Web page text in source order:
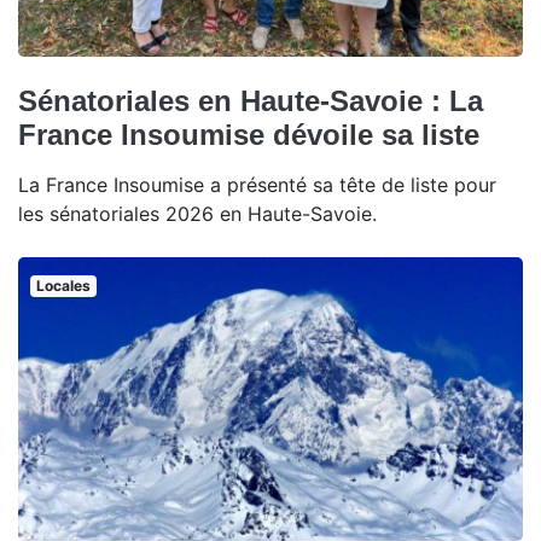
Sénatoriales en Haute-Savoie : La
France Insoumise dévoile sa liste
La France Insoumise a présenté sa tête de liste pour
les sénatoriales 2026 en Haute-Savoie.
Locales